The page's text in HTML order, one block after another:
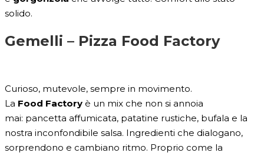
solido.
Gemelli – Pizza Food Factory
Curioso, mutevole, sempre in movimento.
La Food Factory è un mix che non si annoia
mai: pancetta affumicata, patatine rustiche, bufala e la
nostra inconfondibile salsa. Ingredienti che dialogano,
sorprendono e cambiano ritmo. Proprio come la